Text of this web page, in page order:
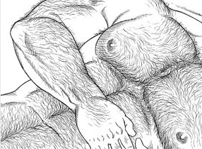
KOREAN BOOKS
POLISH BOOKS
PORTUGUESE BOOKS
SPANISH BOOKS
THAI BOOKS